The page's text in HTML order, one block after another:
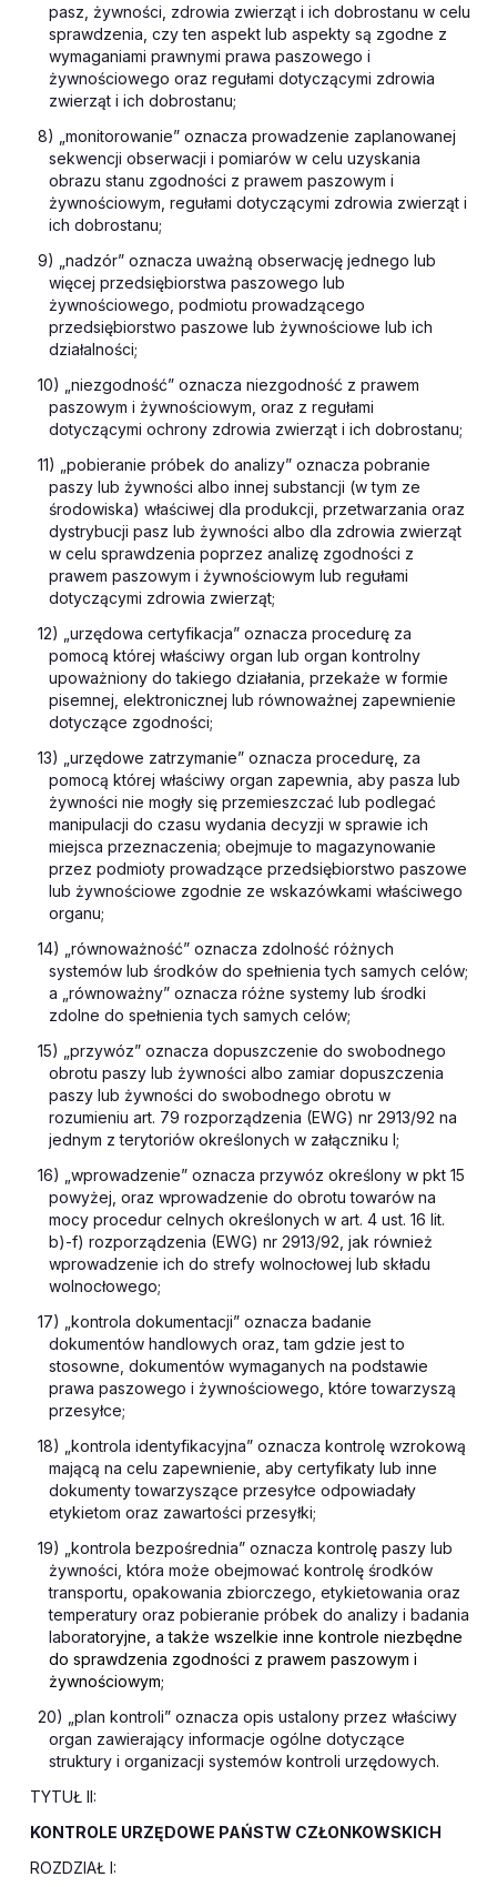
pasz, żywności, zdrowia zwierząt i ich dobrostanu w celu
sprawdzenia, czy ten aspekt lub aspekty są zgodne z
wymaganiami prawnymi prawa paszowego i
żywnościowego oraz regułami dotyczącymi zdrowia
zwierząt i ich dobrostanu;
8) „monitorowanie” oznacza prowadzenie zaplanowanej
sekwencji obserwacji i pomiarów w celu uzyskania
obrazu stanu zgodności z prawem paszowym i
żywnościowym, regułami dotyczącymi zdrowia zwierząt i
ich dobrostanu;
9) „nadzór” oznacza uważną obserwację jednego lub
więcej przedsiębiorstwa paszowego lub
żywnościowego, podmiotu prowadzącego
przedsiębiorstwo paszowe lub żywnościowe lub ich
działalności;
10) „niezgodność” oznacza niezgodność z prawem
paszowym i żywnościowym, oraz z regułami
dotyczącymi ochrony zdrowia zwierząt i ich dobrostanu;
11) „pobieranie próbek do analizy” oznacza pobranie
paszy lub żywności albo innej substancji (w tym ze
środowiska) właściwej dla produkcji, przetwarzania oraz
dystrybucji pasz lub żywności albo dla zdrowia zwierząt
w celu sprawdzenia poprzez analizę zgodności z
prawem paszowym i żywnościowym lub regułami
dotyczącymi zdrowia zwierząt;
12) „urzędowa certyfikacja” oznacza procedurę za
pomocą której właściwy organ lub organ kontrolny
upoważniony do takiego działania, przekaże w formie
pisemnej, elektronicznej lub równoważnej zapewnienie
dotyczące zgodności;
13) „urzędowe zatrzymanie” oznacza procedurę, za
pomocą której właściwy organ zapewnia, aby pasza lub
żywności nie mogły się przemieszczać lub podlegać
manipulacji do czasu wydania decyzji w sprawie ich
miejsca przeznaczenia; obejmuje to magazynowanie
przez podmioty prowadzące przedsiębiorstwo paszowe
lub żywnościowe zgodnie ze wskazówkami właściwego
organu;
14) „równoważność” oznacza zdolność różnych
systemów lub środków do spełnienia tych samych celów;
a „równoważny” oznacza różne systemy lub środki
zdolne do spełnienia tych samych celów;
15) „przywóz” oznacza dopuszczenie do swobodnego
obrotu paszy lub żywności albo zamiar dopuszczenia
paszy lub żywności do swobodnego obrotu w
rozumieniu art. 79 rozporządzenia (EWG) nr 2913/92 na
jednym z terytoriów określonych w załączniku I;
16) „wprowadzenie” oznacza przywóz określony w pkt 15
powyżej, oraz wprowadzenie do obrotu towarów na
mocy procedur celnych określonych w art. 4 ust. 16 lit.
b)-f) rozporządzenia (EWG) nr 2913/92, jak również
wprowadzenie ich do strefy wolnocłowej lub składu
wolnocłowego;
17) „kontrola dokumentacji” oznacza badanie
dokumentów handlowych oraz, tam gdzie jest to
stosowne, dokumentów wymaganych na podstawie
prawa paszowego i żywnościowego, które towarzyszą
przesyłce;
18) „kontrola identyfikacyjna” oznacza kontrolę wzrokową
mającą na celu zapewnienie, aby certyfikaty lub inne
dokumenty towarzyszące przesyłce odpowiadały
etykietom oraz zawartości przesyłki;
19) „kontrola bezpośrednia” oznacza kontrolę paszy lub
żywności, która może obejmować kontrolę środków
transportu, opakowania zbiorczego, etykietowania oraz
temperatury oraz pobieranie próbek do analizy i badania
laboratoryjne, a także wszelkie inne kontrole niezbędne
do sprawdzenia zgodności z prawem paszowym i
żywnościowym;
20) „plan kontroli” oznacza opis ustalony przez właściwy
organ zawierający informacje ogólne dotyczące
struktury i organizacji systemów kontroli urzędowych.
TYTUŁ II:
KONTROLE URZĘDOWE PAŃSTW CZŁONKOWSKICH
ROZDZIAŁ I: